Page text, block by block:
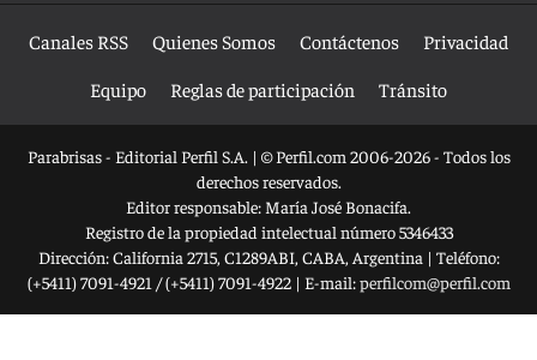
Canales RSS Quienes Somos Contáctenos
Privacidad
Equipo
Reglas de participación Tránsito
Parabrisas - Editorial Perfil S.A. | © Perfil.com 2006-2026 - Todos los
derechos reservados.
Editor responsable: María José Bonacifa.
Registro de la propiedad intelectual número 5346433
Dirección:California 2715, C1289ABI, CABA, Argentina | Teléfono:
(+5411) 7091-4921 /(+5411) 7091-4922| E-mail:perfilcom@perfil.com